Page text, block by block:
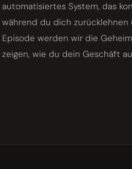
automatisiertes System, das
während du dich zurücklehnen
Episode werden wir die
zeigen, wie du dein Geschäft